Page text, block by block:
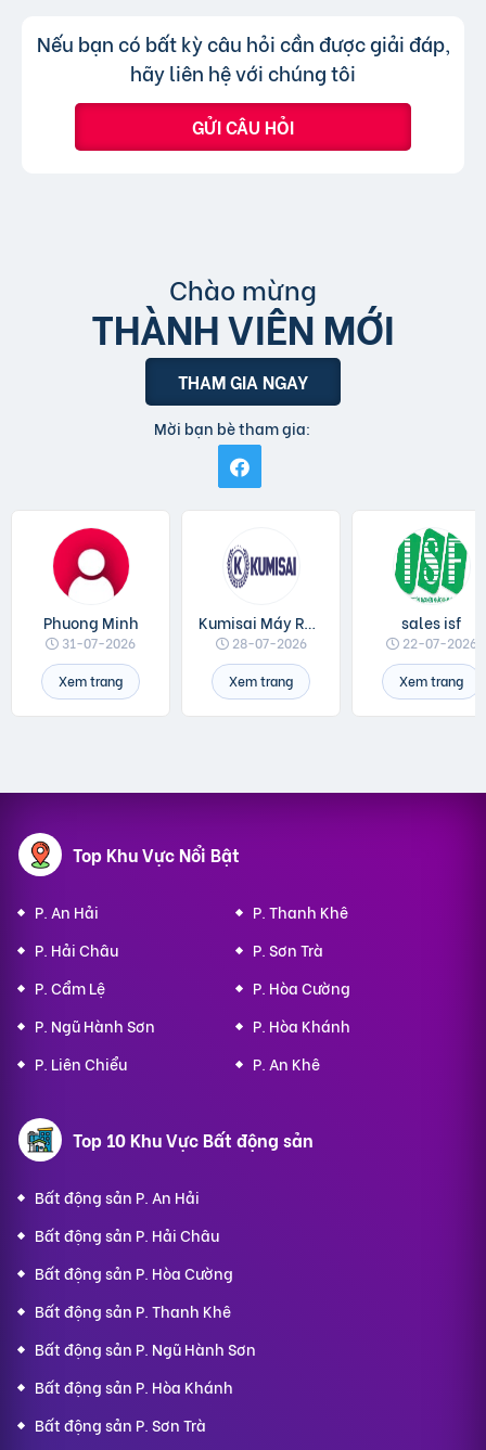
bài đăng.
Trả lời:
Không, trang web chỉ chấp nhận các
tin đăng sử dụng tiếng Việt có dấu.
Nếu bạn có bất kỳ câu hỏi cần được giải đáp,
hãy liên hệ với chúng tôi
GỬI CÂU HỎI
Chào mừng
THÀNH VIÊN MỚI
THAM GIA NGAY
Mời bạn bè tham gia:
Phuong Minh
31-07-2026
Xem trang
Kumisai Máy Rửa Xe
28-07-2026
Xem trang
sales isf
22-07-2026
Xem trang
Top Khu Vực Nổi Bật
P. An Hải
P. Thanh Khê
P. Hải Châu
P. Sơn Trà
P. Cẩm Lệ
P. Hòa Cường
P. Ngũ Hành Sơn
P. Hòa Khánh
P. Liên Chiểu
P. An Khê
Top 10 Khu Vực Bất động sản
Bất động sản P. An Hải
Bất động sản P. Hải Châu
Bất động sản P. Hòa Cường
Bất động sản P. Thanh Khê
Bất động sản P. Ngũ Hành Sơn
Bất động sản P. Hòa Khánh
Bất động sản P. Sơn Trà